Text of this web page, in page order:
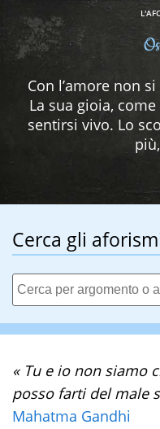
Con l’amore non
La sua gioia,
sentirsi vivo. Lo
Cerca gli
« Tu e io non siamo
posso farti del male
Mahatma Gandhi